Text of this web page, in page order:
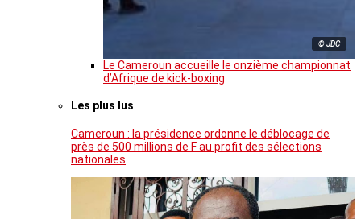
© JDC
Le Cameroun accueille le onzième championnat
d’Afrique de kick-boxing
Les plus lus
Cameroun : la présidence ordonne le déblocage de
près de 500 millions de F au profit des sélections
nationales